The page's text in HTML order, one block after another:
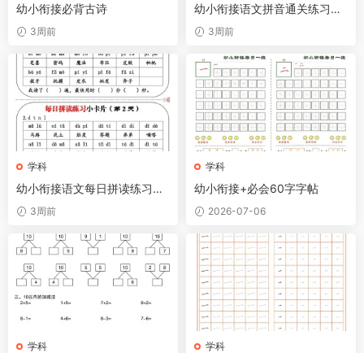
幼小衔接必背古诗
3周前
幼小衔接语文拼音通关练习
（含答案63页）
3周前
学科
幼小衔接语文每日拼读练习小
卡片19天10页
3周前
学科
幼小衔接+必会60字字帖
2026-07-06
学科 学科